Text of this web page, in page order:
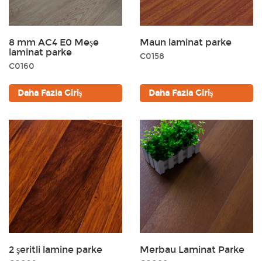
8 mm AC4 E0 Meşe
laminat parke
C0160
Daha Fazla Giriş
Maun laminat parke
C0158
Daha Fazla Giriş
2 şeritli lamine parke Merbau Laminat Parke